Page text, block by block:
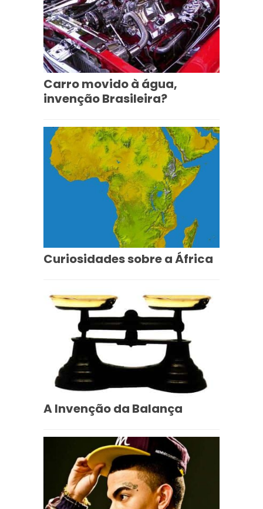
Carro movido à água,
invenção Brasileira?
Curiosidades sobre a África
A Invenção da Balança